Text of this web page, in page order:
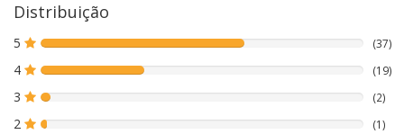
Distribuição
5 (37)
4 (19)
3 (2)
2 (1)